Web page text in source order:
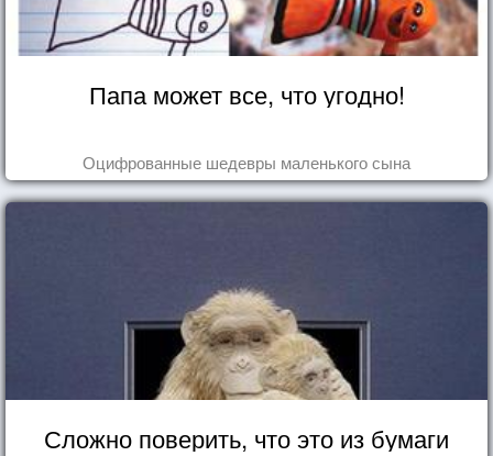
Папа может все, что угодно!
Оцифрованные шедевры маленького сына
Сложно поверить, что это из бумаги